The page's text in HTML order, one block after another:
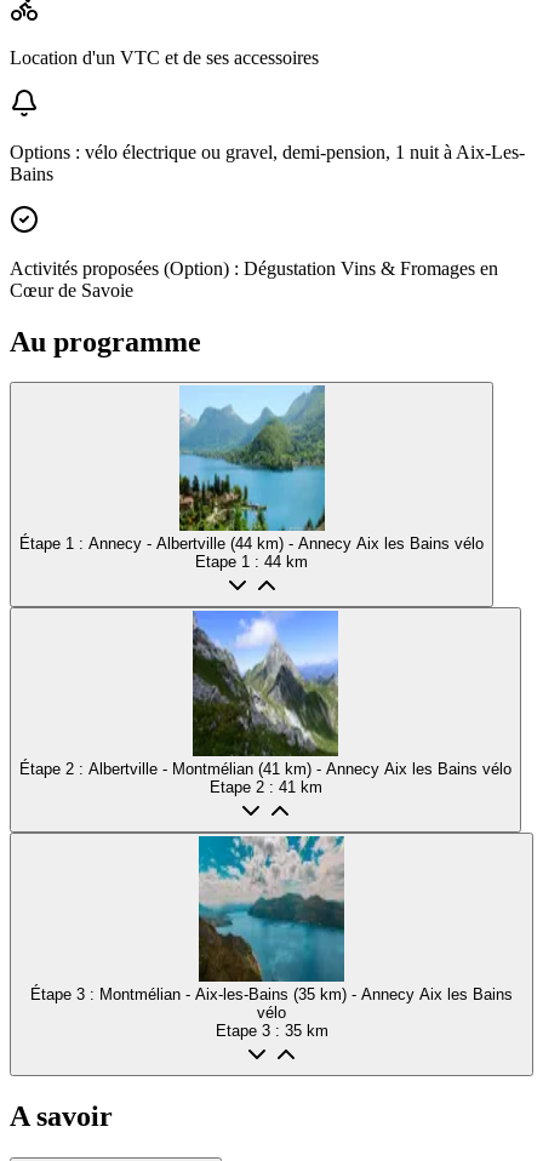
Location d'un VTC et de ses accessoires
Options : vélo électrique ou gravel, demi-pension, 1 nuit à Aix-Les-
Bains
Activités proposées (Option) : Dégustation Vins & Fromages en
Cœur de Savoie
Au programme
Étape 1 : Annecy - Albertville (44 km) - Annecy Aix les Bains vélo
Etape 1 : 44 km
Étape 2 : Albertville - Montmélian (41 km) - Annecy Aix les Bains vélo
Etape 2 : 41 km
Étape 3 : Montmélian - Aix-les-Bains (35 km) - Annecy Aix les Bains
vélo
Etape 3 : 35 km
A savoir